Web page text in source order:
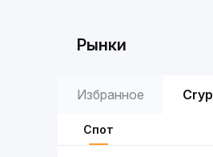
Рынки
Избранное
Спот